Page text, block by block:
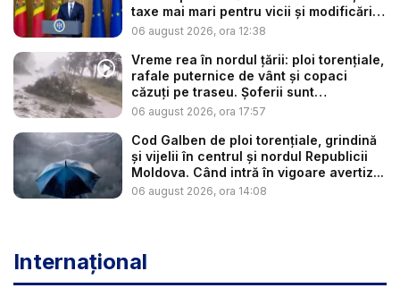
taxe mai mari pentru vicii și modificări
l...
06 august 2026, ora 12:38
Vreme rea în nordul țării: ploi torențiale,
rafale puternice de vânt și copaci
căzuți pe traseu. Șoferii sunt
îndemnaț...
06 august 2026, ora 17:57
Cod Galben de ploi torențiale, grindină
și vijelii în centrul și nordul Republicii
Moldova. Când intră în vigoare avertiz...
06 august 2026, ora 14:08
Internațional